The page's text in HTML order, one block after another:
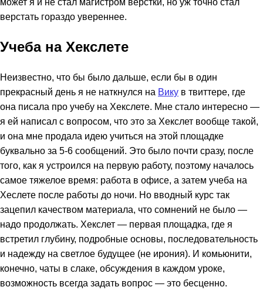
верстать гораздо увереннее.
Учеба на Хекслете
Неизвестно, что бы было дальше, если бы в один
прекрасный день я не наткнулся на Вику в твиттере, где
она писала про учебу на Хекслете. Мне стало интересно —
я ей написал с вопросом, что это за Хекслет вообще такой,
и она мне продала идею учиться на этой площадке
буквально за 5-6 сообщений. Это было почти сразу, после
того, как я устроился на первую работу, поэтому началось
самое тяжелое время: работа в офисе, а затем учеба на
Хеслете после работы до ночи. Но вводный курс так
зацепил качеством материала, что сомнений не было —
надо продолжать. Хекслет — первая площадка, где я
встретил глубину, подробные основы, последовательность
и надежду на светлое будущее (не ирония). И комьюнити,
конечно, чаты в слаке, обсуждения в каждом уроке,
возможность всегда задать вопрос — это бесценно.